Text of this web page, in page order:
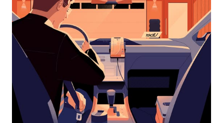
dato.
Trykk
på
Esc-
knappen
kalenderen.